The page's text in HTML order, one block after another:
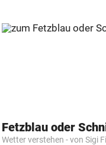
Fetzblau oder
Wetter verstehen - von Sigi